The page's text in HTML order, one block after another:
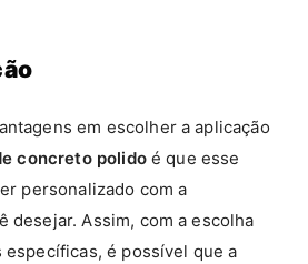
em escolher a aplicação
concreto polidoé que esse
personalizado com a
desejar. Assim, com a escolha
é possível que a